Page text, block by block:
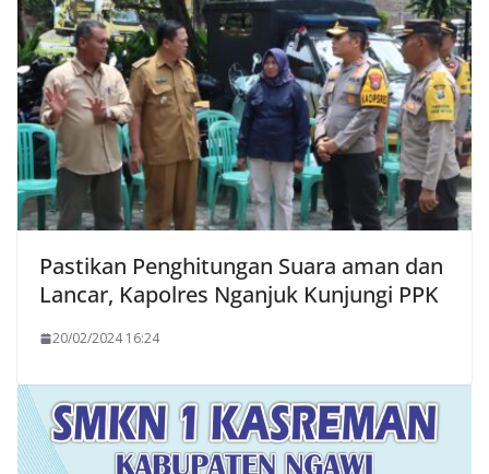
Pastikan Penghitungan Suara aman dan
Lancar, Kapolres Nganjuk Kunjungi PPK
20/02/2024 16:24